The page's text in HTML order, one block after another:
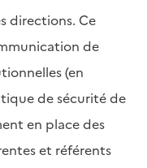
directions. Ce
de
(en
de sécurité de
en place des
et référents